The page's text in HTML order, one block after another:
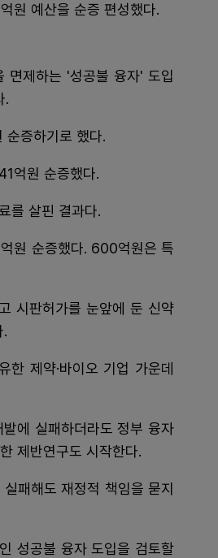
원 예산을 순증 편성했다.
면제하는 '성공불 융자' 도입
.
증하기로 했다.
억원 순증했다.
를 살핀 결과다.
원 순증했다. 600억원은 특
시판허가를 눈앞에 둔 신약
.
제약·바이오 기업 가운데
에 실패하더라도 정부 융자
제반연구도 시작한다.
패해도 재정적 책임을 묻지
성공불 융자 도입을 검토할